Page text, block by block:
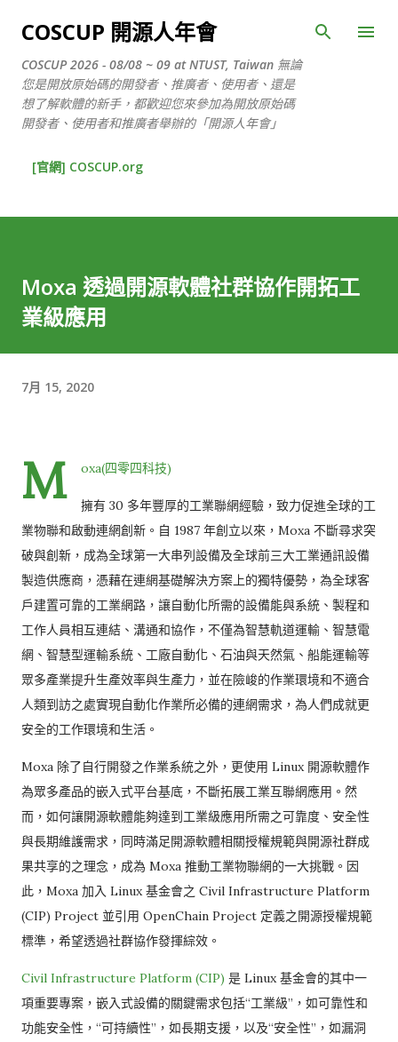
跳到主要內容
COSCUP 開源人年會
COSCUP 2026 - 08/08 ~ 09 at NTUST, Taiwan 無論
您是開放原始碼的開發者、推廣者、使用者、還是
想了解軟體的新手，都歡迎您來參加為開放原始碼
開發者、使用者和推廣者舉辦的「開源人年會」
[官網] COSCUP.org
Moxa 透過開源軟體社群協作開拓工
業級應用
7月 15, 2020
M oxa(四零四科技)
擁有 30 多年豐厚的工業聯網經驗，致力促進全球的工
業物聯和啟動連網創新。自 1987 年創立以來，Moxa 不斷尋求突
破與創新，成為全球第一大串列設備及全球前三大工業通訊設備
製造供應商，憑藉在連網基礎解決方案上的獨特優勢，為全球客
戶建置可靠的工業網路，讓自動化所需的設備能與系統、製程和
工作人員相互連結、溝通和協作，不僅為智慧軌道運輸、智慧電
網、智慧型運輸系統、工廠自動化、石油與天然氣、船能運輸等
眾多產業提升生產效率與生產力，並在險峻的作業環境和不適合
人類到訪之處實現自動化作業所必備的連網需求，為人們成就更
安全的工作環境和生活。
Moxa 除了自行開發之作業系統之外，更使用 Linux 開源軟體作
為眾多產品的嵌入式平台基底，不斷拓展工業互聯網應用。然
而，如何讓開源軟體能夠達到工業級應用所需之可靠度、安全性
與長期維護需求，同時滿足開源軟體相關授權規範與開源社群成
果共享的之理念，成為 Moxa 推動工業物聯網的一大挑戰。因
此，Moxa 加入 Linux 基金會之 Civil Infrastructure Platform
(CIP) Project 並引用 OpenChain Project 定義之開源授權規範
標準，希望透過社群協作發揮綜效。
Civil Infrastructure Platform (CIP) 是 Linux 基金會的其中一
項重要專案，嵌入式設備的關鍵需求包括“工業級”，如可靠性和
功能安全性，“可持續性”，如長期支援，以及“安全性”，如漏洞